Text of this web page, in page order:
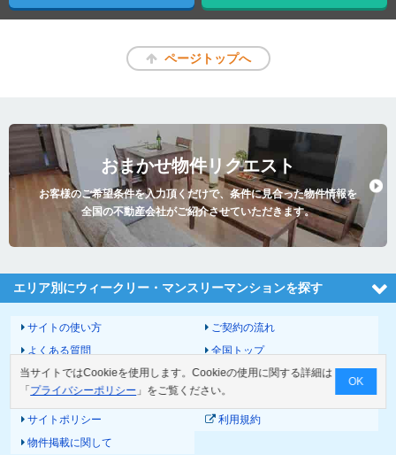
ページトップへ
おまかせ物件リクエスト
お客様のご希望条件を入力頂くだけで、条件に見合った物件情報を
全国の不動産会社がご紹介させていただきます。
エリア別にウィークリー・マンスリーマンションを探す
サイトの使い方
ご契約の流れ
よくある質問
全国トップ
サイトマップ
運営会社
お問い合わせ
個人情報の取扱いについて
サイトポリシー
利用規約
物件掲載に関して
当サイトではCookieを使用します。Cookieの使用に関する詳細は
「 プライバシーポリシー 」をご覧ください。
OK